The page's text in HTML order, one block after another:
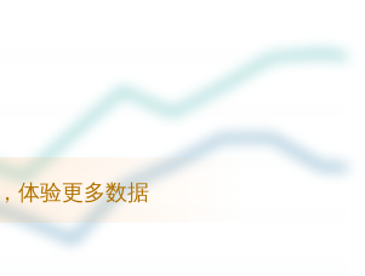
体验更多数据